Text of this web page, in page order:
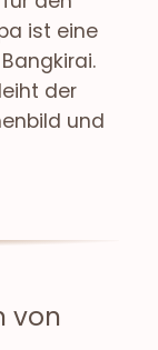
ist eine
der
und
von